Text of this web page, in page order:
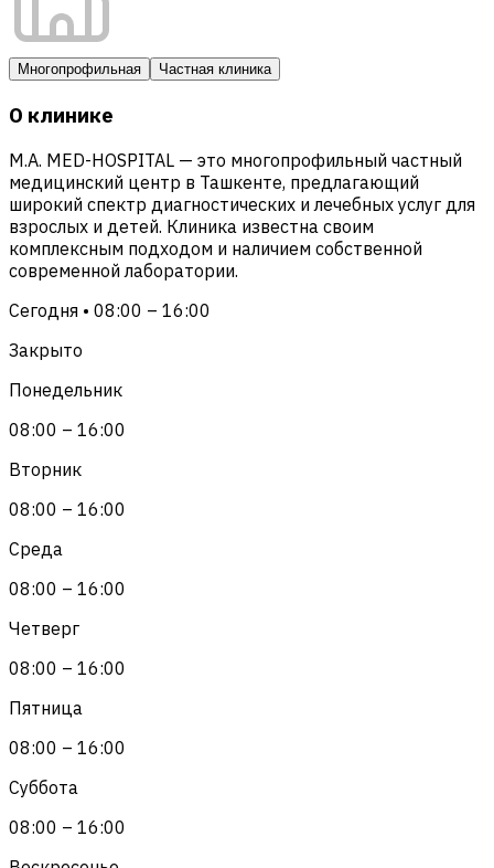
Многопрофильная Частная клиника
О клинике
M.A. MED-HOSPITAL — это многопрофильный частный
медицинский центр в Ташкенте, предлагающий
широкий спектр диагностических и лечебных услуг для
взрослых и детей. Клиника известна своим
комплексным подходом и наличием собственной
современной лаборатории.
Сегодня • 08:00 – 16:00
Закрыто
Понедельник
08:00 – 16:00
Вторник
08:00 – 16:00
Среда
08:00 – 16:00
Четверг
08:00 – 16:00
Пятница
08:00 – 16:00
Суббота
08:00 – 16:00